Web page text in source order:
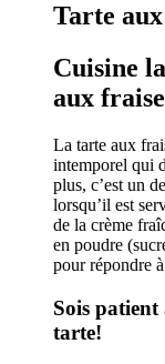
Tarte
Cuisine
aux
La tarte aux
intemporel qui
plus, c’est un
lorsqu’il est
de la crème
en poudre
pour répondre
Sois patient
tarte!